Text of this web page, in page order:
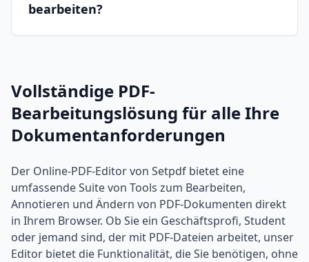
bearbeiten?
Vollständige PDF-
Bearbeitungslösung für alle Ihre
Dokumentanforderungen
Der Online-PDF-Editor von Setpdf bietet eine
umfassende Suite von Tools zum Bearbeiten,
Annotieren und Ändern von PDF-Dokumenten direkt
in Ihrem Browser. Ob Sie ein Geschäftsprofi, Student
oder jemand sind, der mit PDF-Dateien arbeitet, unser
Editor bietet die Funktionalität, die Sie benötigen, ohne